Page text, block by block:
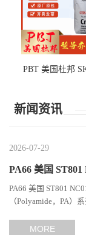
PBT 美国杜邦
新闻资讯
2026-07-29
PA66 美国 ST801
PA66 美国 ST801
（Polyamide，PA）
MORE